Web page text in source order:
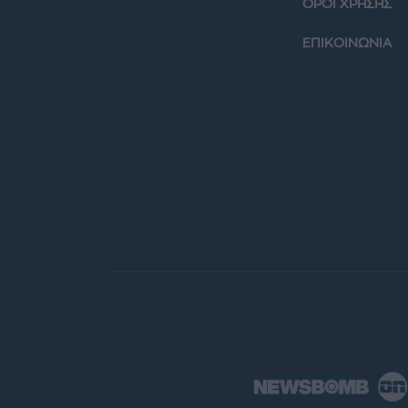
ΟΡΟΙ ΧΡΗΣΗΣ
ΕΠΙΚΟΙΝΩΝΙΑ